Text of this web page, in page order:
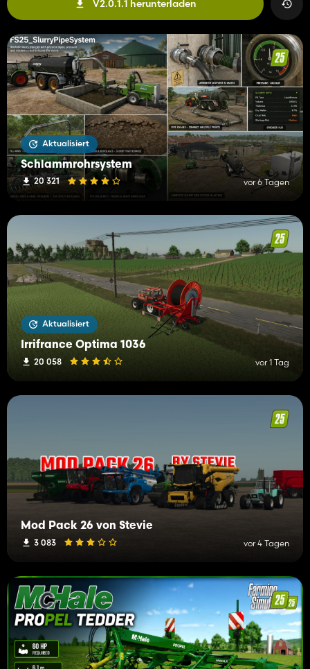
V2.0.1.1 herunterladen
Aktualisiert
Schlammrohrsystem
20 321 vor 6 Tagen
Aktualisiert
Irrifrance Optima 1036
20 058 vor 1 Tag
Mod Pack 26 von Stevie
3 083 vor 4 Tagen